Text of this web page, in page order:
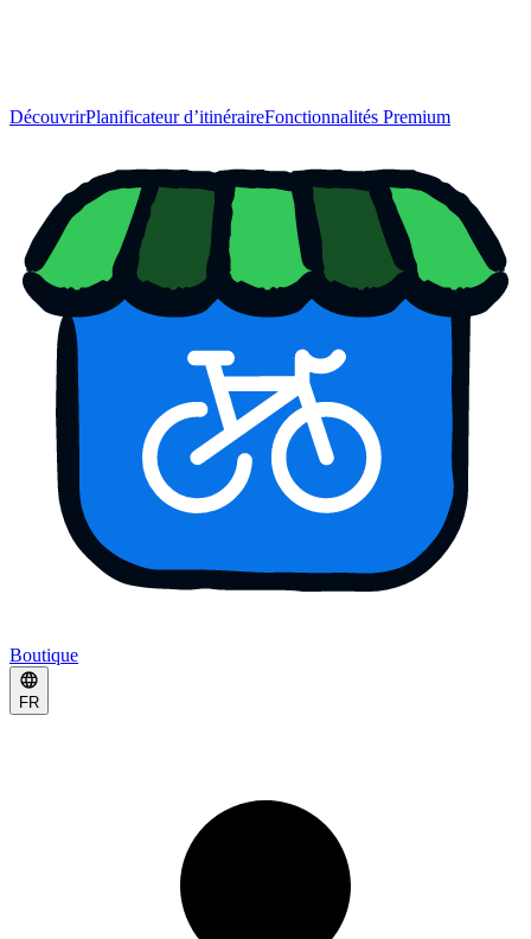
DécouvrirPlanificateur d’itinéraireFonctionnalités Premium
Boutique
FR